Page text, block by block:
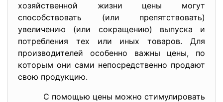
хозяйственной жизни цены могут
способствовать (или препятствовать)
увеличению (или сокращению) выпуска и
потребления тех или иных товаров. Для
производителей особенно важны цены, по
которым они сами непосредственно продают
свою продукцию.
С помощью цены можно стимулировать